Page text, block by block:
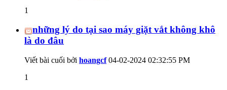
1
những lý do tại sao máy giặt vắt không khô
là do đâu
Viết bài cuối bởi hoangcf04-02-2024 02:32:55 PM
1